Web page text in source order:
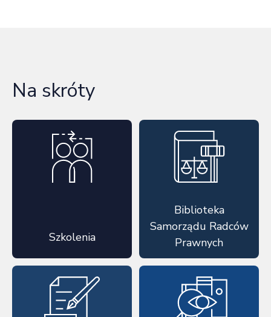
Na skróty
Szkolenia
Biblioteka
Samorządu Radców
Prawnych